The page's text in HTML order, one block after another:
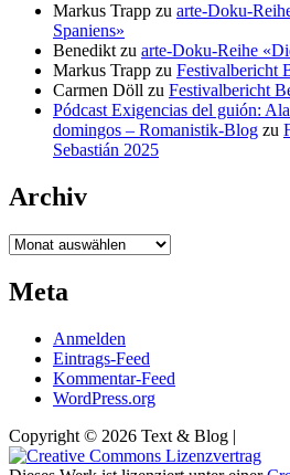
Markus Trapp zu arte-Doku-
Spaniens»
Benedikt zu arte-Doku-Reihe
Markus Trapp zu Festivalbericht
Carmen Döll zu Festivalbericht
Pódcast Exigencias del guión:
domingos – Romanistik-Blog zu
Sebastián 2025
Archiv
Archiv
Meta
Anmelden
Eintrags-Feed
Kommentar-Feed
WordPress.org
Copyright © 2026 Text & Blog |